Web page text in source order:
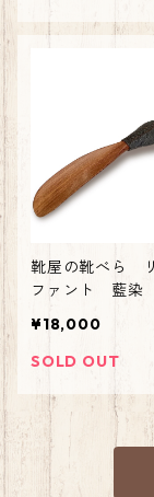
靴屋の靴べら
ファント 藍染
¥18,000
SOLD OUT